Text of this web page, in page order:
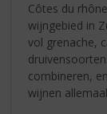
Côtes du
wijngebied in
vol grenache,
combineren,
wijnen